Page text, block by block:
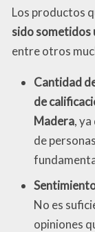
Los productos
sido
entre otros
Cantidad
de
Madera,
de
No es
opiniones